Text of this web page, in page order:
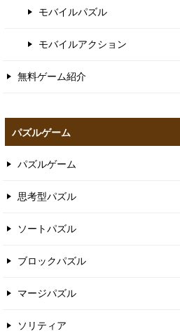
モバイルパズル
モバイルアクション
無料ゲーム紹介
パズルゲーム
パズルゲーム
思考型パズル
ソートパズル
ブロックパズル
マージパズル
ソリティア